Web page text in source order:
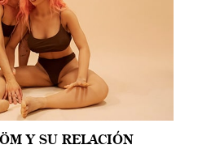
Y SU RELACIÓN